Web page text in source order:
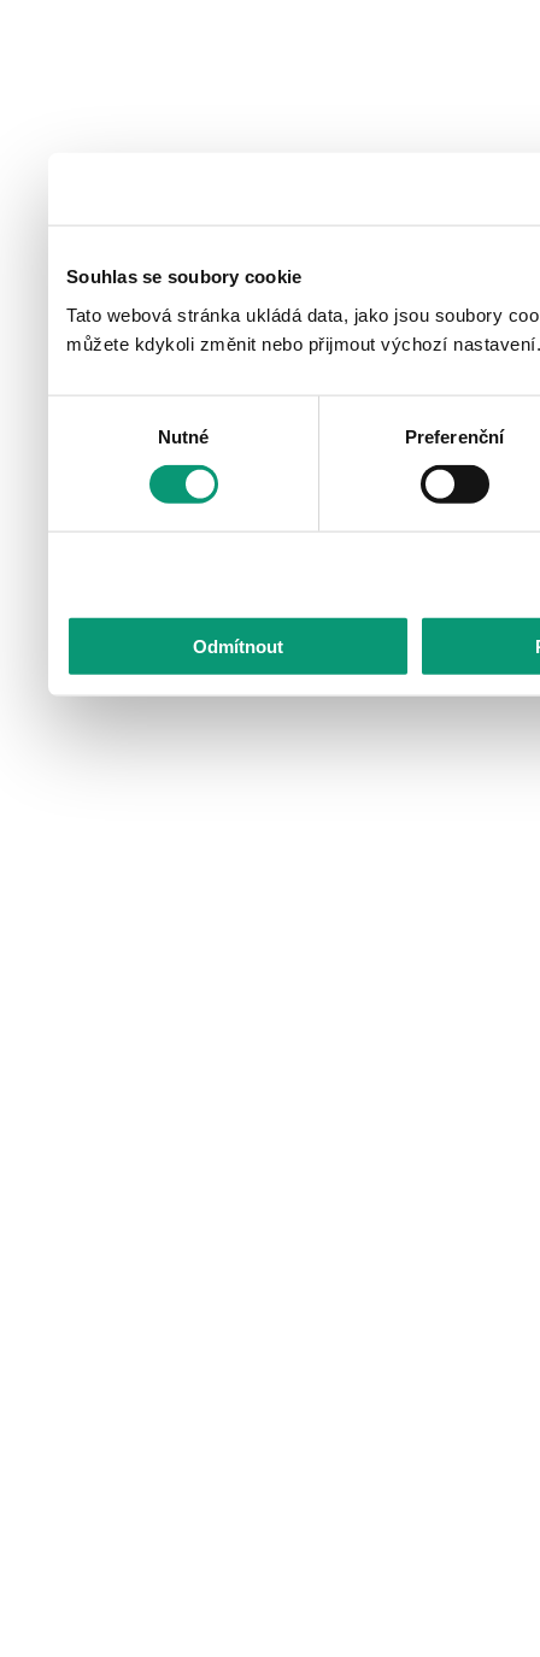
Souhlas se soubory cookie
Tato webová stránka ukládá data, jako jsou soubory
můžete kdykoli změnit nebo přijmout výchozí
Nutné Preferenční
Odmítnout